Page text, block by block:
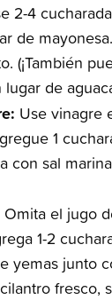
2-4
de
(¡También
de
Use vinagre
1
con sal
Omita el jugo
1-2
yemas junto
fresco,